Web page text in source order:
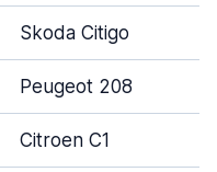
Skoda Citigo
Peugeot 208
Citroen C1